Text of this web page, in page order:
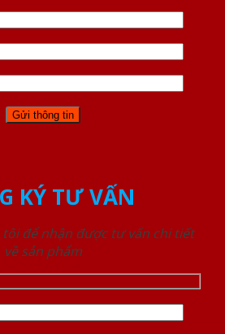
KÝ TƯ VẤN
tôi để nhận được tư vấn chi tiết
về sản phẩm